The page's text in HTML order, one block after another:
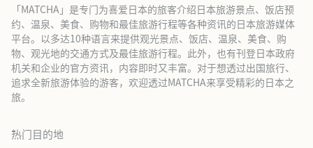
「MATCHA」是专门为喜爱日本的旅客介绍日本旅游景点、饭店预
约、温泉、美食、购物和最佳旅游行程等各种资讯的日本旅游媒体
平台。以多达10种语言来提供观光景点、饭店、温泉、美食、购
物、观光地的交通方式及最佳旅游行程。此外，也有刊登日本政府
机关和企业的官方资讯，内容即时又丰富。对于想透过出国旅行、
追求全新旅游体验的游客，欢迎透过MATCHA来享受精彩的日本之
旅。
热门目的地